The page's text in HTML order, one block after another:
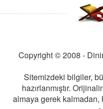
Copyright © 2008 -
Sitemizdeki bilgiler,
hazırlanmıştır.
almaya gerek kalmadan,